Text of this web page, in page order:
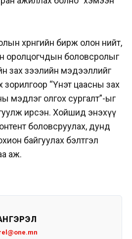
хөрөнгийн бирж олон нийт,
оролцогчдын боловсролыг
зах зээлийн мэдээллийг
зорилгоор “Үнэт цаасны зах
мэдлэг олгох сургалт”-ыг
ирсэн. Хойшид энэхүү
боловсруулах, дунд
байгуулах бэлтгэл
аж.